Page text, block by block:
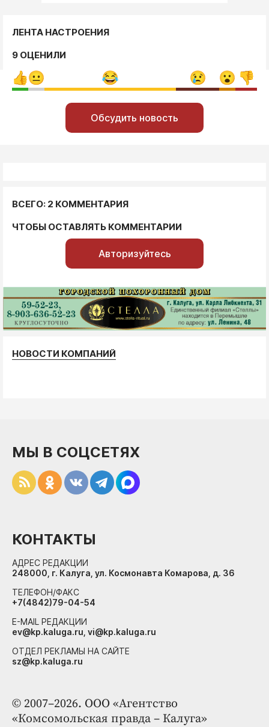
ЛЕНТА НАСТРОЕНИЯ
9 ОЦЕНИЛИ
Обсудить новость
ВСЕГО: 2 КОММЕНТАРИЯ
ЧТОБЫ ОСТАВЛЯТЬ КОММЕНТАРИИ
Авторизуйтесь
НОВОСТИ КОМПАНИЙ
© 2007–2026. ООО «Агентство
«Комсомольская правда – Калуга»
МЫ В СОЦСЕТЯХ
КОНТАКТЫ
АДРЕС РЕДАКЦИИ
248000, г. Калуга, ул. Космонавта Комарова, д. 36
ТЕЛЕФОН/ФАКС
+7(4842)79-04-54
E-MAIL РЕДАКЦИИ
ev@kp.kaluga.ru, vi@kp.kaluga.ru
ОТДЕЛ РЕКЛАМЫ НА САЙТЕ
sz@kp.kaluga.ru